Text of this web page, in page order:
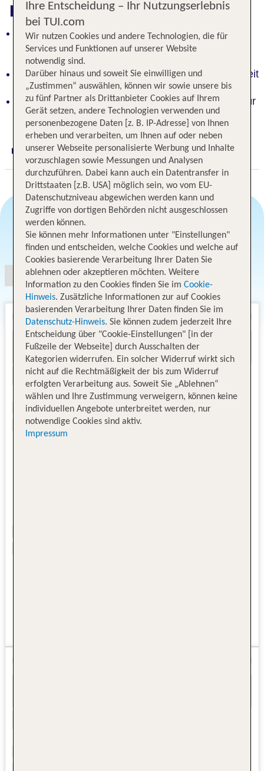
Highlights
Luxuriöses Ambiente im historischen
Taschenbergpalais gegenüber berühmter
Sehenswürdigkeiten
Einzigartiger Treffpunkt: Charme der Vergangenheit
vereint mit Esprit der Moderne
Perfekte Lage: Prager Straße und Theaterplatz nur
wenige Schritte entfernt
Digitaler und telefonischer 24/7 TUI Service
Angebotsauswahl
Ihre Entscheidung – Ihr Nutzungserlebnis
bei TUI.com
Wir nutzen Cookies und andere Technologien, die für
Services und Funktionen auf unserer Website
notwendig sind.
Darüber hinaus und soweit Sie einwilligen und
„Zustimmen“ auswählen, können wir sowie unsere bis
zu fünf Partner als Drittanbieter Cookies auf Ihrem
Gerät setzen, andere Technologien verwenden und
personenbezogene Daten [z. B. IP-Adresse] von Ihnen
erheben und verarbeiten, um Ihnen auf oder neben
unserer Webseite personalisierte Werbung und Inhalte
vorzuschlagen sowie Messungen und Analysen
durchzuführen. Dabei kann auch ein Datentransfer in
Drittstaaten [z.B. USA] möglich sein, wo vom EU-
Datenschutzniveau abgewichen werden kann und
Zugriffe von dortigen Behörden nicht ausgeschlossen
werden können.
Sie können mehr Informationen unter "Einstellungen"
finden und entscheiden, welche Cookies und welche auf
Cookies basierende Verarbeitung Ihrer Daten Sie
ablehnen oder akzeptieren möchten. Weitere
Information zu den Cookies finden Sie im Cookie-
Hinweis. Zusätzliche Informationen zur auf Cookies
basierenden Verarbeitung Ihrer Daten finden Sie im
Datenschutz-Hinweis. Sie können zudem jederzeit Ihre
Entscheidung über "Cookie-Einstellungen" [in der
Fußzeile der Webseite] durch Ausschalten der
Kategorien widerrufen. Ein solcher Widerruf wirkt sich
nicht auf die Rechtmäßigkeit der bis zum Widerruf
erfolgten Verarbeitung aus. Soweit Sie „Ablehnen“
wählen und Ihre Zustimmung verweigern, können keine
individuellen Angebote unterbreitet werden, nur
notwendige Cookies sind aktiv.
Impressum